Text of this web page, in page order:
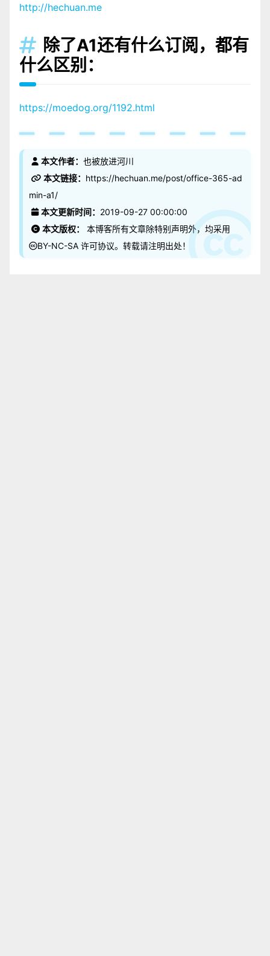
http://hechuan.me
 除了A1还有什么订阅，都有
什么区别：
https://moedog.org/1192.html
本文作者： 也被放进河川
本文链接： https://hechuan.me/post/office-365-ad
min-a1/
本文更新时间： 2019-09-27 00:00:00
本文版权：
本博客所有文章除特别声明外，均采用
BY-NC-SA 许可协议。转载请注明出处！